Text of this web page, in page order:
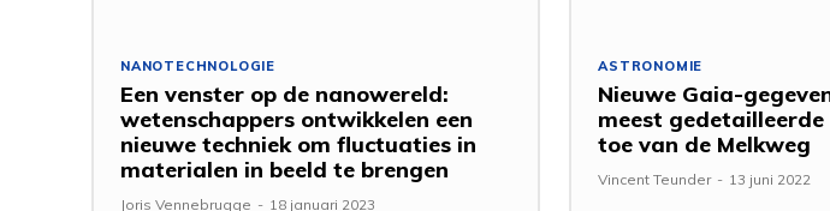
NANOTECHNOLOGIE
Een venster op de nanowereld:
wetenschappers ontwikkelen een
nieuwe techniek om fluctuaties in
materialen in beeld te brengen
Joris Vennebrugge - 18 januari 2023
ASTRONOMIE
Nieuwe Gaia-
meest
toe van de Melkweg
Vincent Teunder - 13 juni 2022